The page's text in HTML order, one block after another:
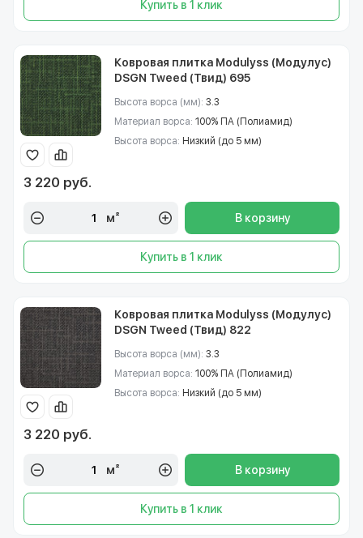
Купить в 1 клик
Ковровая плитка Modulyss (Модулус)
DSGN Tweed (Твид) 695
Высота ворса (мм): 3.3
Материал ворса: 100% ПА (Полиамид)
Высота ворса: Низкий (до 5 мм)
3 220 руб.
м² В корзину
Купить в 1 клик
Ковровая плитка Modulyss (Модулус)
DSGN Tweed (Твид) 822
Высота ворса (мм): 3.3
Материал ворса: 100% ПА (Полиамид)
Высота ворса: Низкий (до 5 мм)
3 220 руб.
м² В корзину
Купить в 1 клик